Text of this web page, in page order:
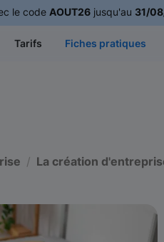
le code AOUT26jusqu'au 31/
Tarifs Fiches pratiques
La création